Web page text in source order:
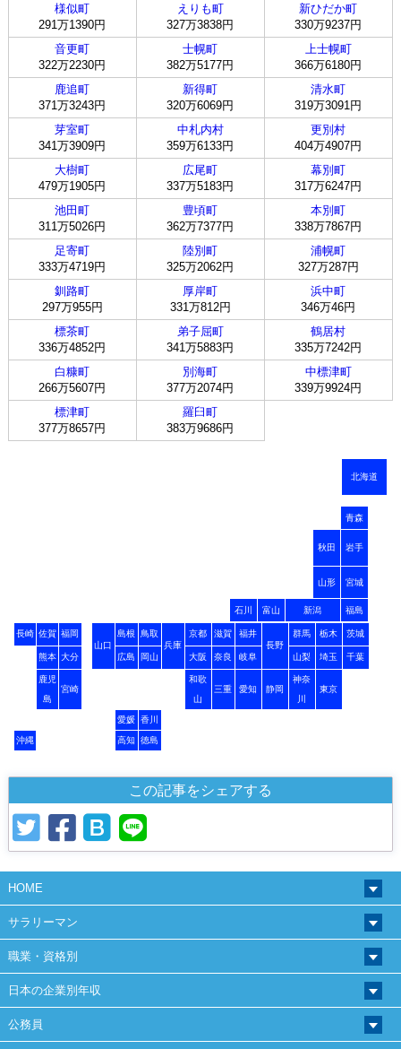
様似町
291万1390円
えりも町
327万3838円
新ひだか町
330万9237円
音更町
322万2230円
士幌町
382万5177円
上士幌町
366万6180円
鹿追町
371万3243円
新得町
320万6069円
清水町
319万3091円
芽室町
341万3909円
中札内村
359万6133円
更別村
404万4907円
大樹町
479万1905円
広尾町
337万5183円
幕別町
317万6247円
池田町
311万5026円
豊頃町
362万7377円
本別町
338万7867円
足寄町
333万4719円
陸別町
325万2062円
浦幌町
327万287円
釧路町
297万955円
厚岸町
331万812円
浜中町
346万46円
標茶町
336万4852円
弟子屈町
341万5883円
鶴居村
335万7242円
白糠町
266万5607円
別海町
377万2074円
中標津町
339万9924円
標津町
377万8657円
羅臼町
383万9686円
北海道
青森
秋田 岩手
山形 宮城
石川 富山 新潟 福島
長崎 佐賀 福岡
山口
島根
鳥取
兵庫
京都 滋賀
福井
長野
群馬 栃木 茨城
熊本 大分 広島 岡山 大阪 奈良 岐阜 山梨 埼玉 千葉
鹿児
島
宮崎
和歌
山
三重 愛知 静岡
神奈
川
東京
愛媛 香川
沖縄 高知 徳島
この記事をシェアする
HOME
サラリーマン
職業・資格別
日本の企業別年収
公務員